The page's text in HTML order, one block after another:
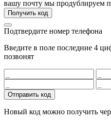
вашу почту мы продублируем
Получить код
Подтвердите номер телефона
Введите в поле последние 4
позвонят
Отправить код
Новый код можно получить